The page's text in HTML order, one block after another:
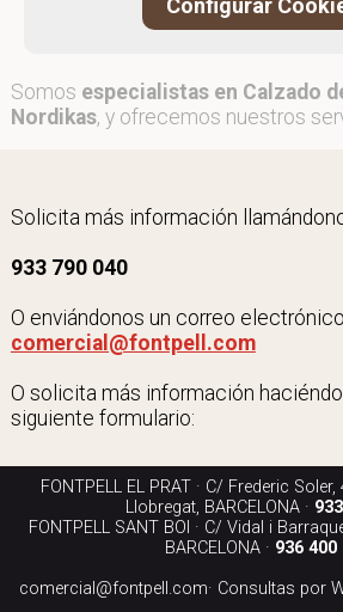
Somos especialistas en Calzado
Nordikas, y ofrecemos nuestros
Solicita más información
933 790 040
O enviándonos un correo
comercial@fontpell.com
O solicita más información
siguiente formulario:
FONTPELL EL PRAT · C/ Frederic
Llobregat, BARCELONA ·
FONTPELL SANT BOI · C/ Vidal i
BARCELONA · 936 400
comercial@fontpell.com· Consultas por